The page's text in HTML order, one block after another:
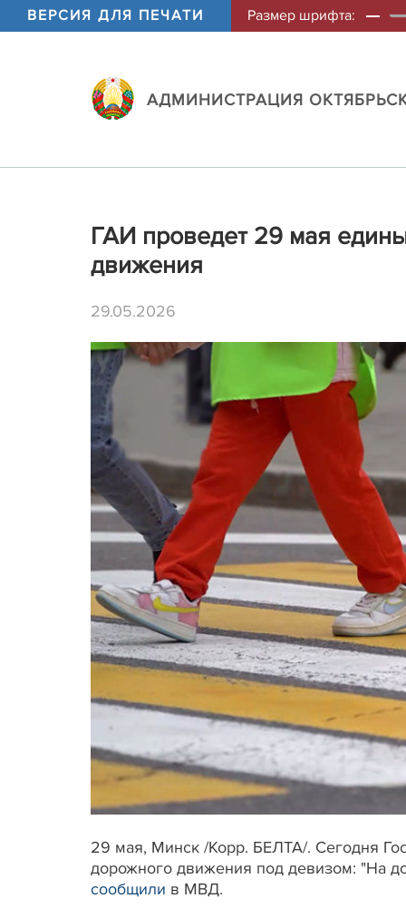
ВЕРСИЯ ДЛЯ ПЕЧАТИ Размер шрифта:
АДМИНИСТРАЦИЯ
ГАИ проведет 29 мая
движения
29.05.2026
29 мая, Минск /Корр. БЕЛТА/. Сегодня
дорожного движения под девизом: "На
сообщили в МВД.